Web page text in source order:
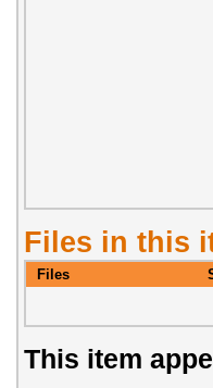
Files in this
Files
This item